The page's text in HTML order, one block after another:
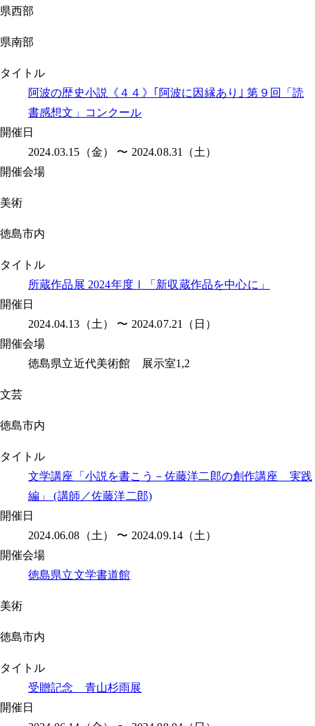
県西部
県南部
タイトル
阿波の歴史小説《４４》｢阿波に因縁あり｣ 第９回「読
書感想文」コンクール
開催日
2024.03.15（金） 〜 2024.08.31（土）
開催会場
美術
徳島市内
タイトル
所蔵作品展 2024年度Ⅰ「新収蔵作品を中心に」
開催日
2024.04.13（土） 〜 2024.07.21（日）
開催会場
徳島県立近代美術館 展示室1,2
文芸
徳島市内
タイトル
文学講座「小説を書こう－佐藤洋二郎の創作講座 実践
編」 (講師／佐藤洋二郎)
開催日
2024.06.08（土） 〜 2024.09.14（土）
開催会場
徳島県立文学書道館
美術
徳島市内
タイトル
受贈記念 青山杉雨展
開催日